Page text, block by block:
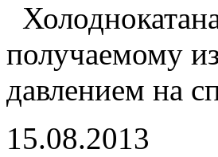
получаемому
давлением на
15.08.2013